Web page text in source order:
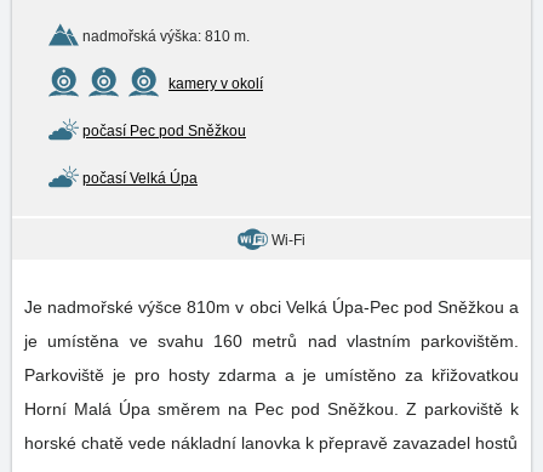
nadmořská výška: 810 m.
kamery v okolí
počasí Pec pod Sněžkou
počasí Velká Úpa
Wi-Fi
Je nadmořské výšce 810m v obci Velká Úpa-Pec pod Sněžkou a
je umístěna ve svahu 160 metrů nad vlastním parkovištěm.
Parkoviště je pro hosty zdarma a je umístěno za křižovatkou
Horní Malá Úpa směrem na Pec pod Sněžkou. Z parkoviště k
horské chatě vede nákladní lanovka k přepravě zavazadel hostů